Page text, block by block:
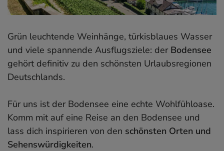
Grün leuchtende Weinhänge, türkisblaues Wasser
und viele spannende Ausflugsziele: der Bodensee
gehört definitiv zu den schönsten Urlaubsregionen
Deutschlands.
Für uns ist der Bodensee eine echte Wohlfühloase.
Komm mit auf eine Reise an den Bodensee und
lass dich inspirieren von den schönsten Orten und
Sehenswürdigkeiten.